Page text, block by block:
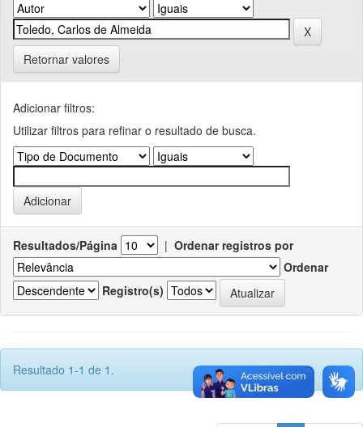
Retornar valores
Adicionar filtros:
Utilizar filtros para refinar o resultado de busca.
Resultados/Página | Ordenar registros por
Ordenar
Registro(s)
Resultado 1-1 de 1.